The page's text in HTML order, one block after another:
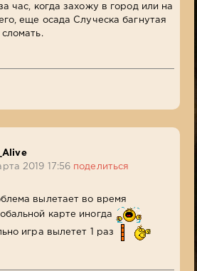
час, когда захожу в город или на
еще осада Случеска багнутая
2019 17:56 поделиться
вылетает во время
карте иногда
игра вылетет 1 раз